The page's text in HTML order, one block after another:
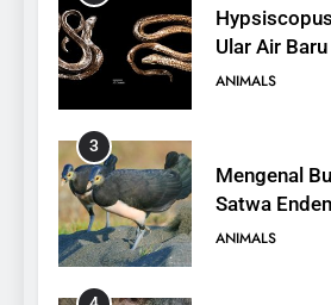
Ular Air
Towuti
ANIMALS
3
Mengenal
Satwa
yang
ANIMALS